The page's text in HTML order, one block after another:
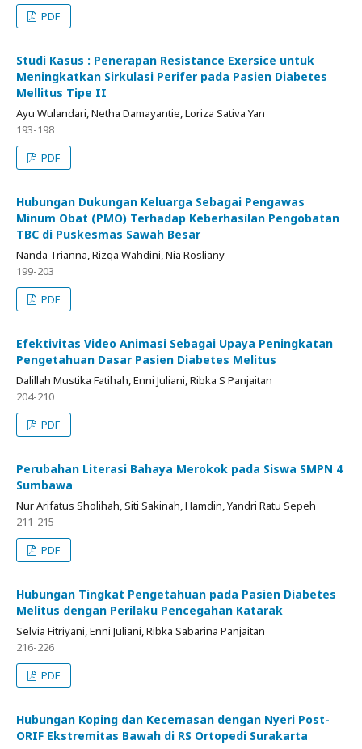
PDF
Studi Kasus : Penerapan Resistance Exersice untuk
Meningkatkan Sirkulasi Perifer pada Pasien Diabetes
Mellitus Tipe II
Ayu Wulandari, Netha Damayantie, Loriza Sativa Yan
193-198
PDF
Hubungan Dukungan Keluarga Sebagai Pengawas
Minum Obat (PMO) Terhadap Keberhasilan Pengobatan
TBC di Puskesmas Sawah Besar
Nanda Trianna, Rizqa Wahdini, Nia Rosliany
199-203
PDF
Efektivitas Video Animasi Sebagai Upaya Peningkatan
Pengetahuan Dasar Pasien Diabetes Melitus
Dalillah Mustika Fatihah, Enni Juliani, Ribka S Panjaitan
204-210
PDF
Perubahan Literasi Bahaya Merokok pada Siswa SMPN 4
Sumbawa
Nur Arifatus Sholihah, Siti Sakinah, Hamdin, Yandri Ratu Sepeh
211-215
PDF
Hubungan Tingkat Pengetahuan pada Pasien Diabetes
Melitus dengan Perilaku Pencegahan Katarak
Selvia Fitriyani, Enni Juliani, Ribka Sabarina Panjaitan
216-226
PDF
Hubungan Koping dan Kecemasan dengan Nyeri Post-
ORIF Ekstremitas Bawah di RS Ortopedi Surakarta